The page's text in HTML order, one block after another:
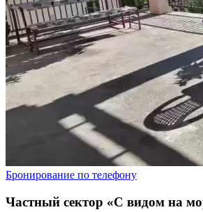
Бронирование по телефону
Частный сектор «С видом на